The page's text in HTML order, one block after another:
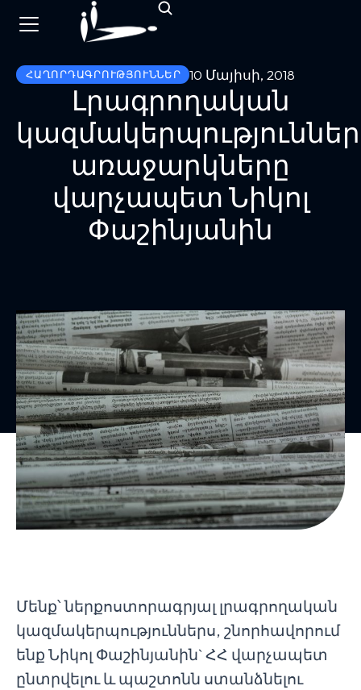
ՀԱՂՈՐԴԱԳՐՈՒԹՅՈՒՆՆԵՐ 10 Մայիսի, 2018
Լրագրողական
առաջարկները
վարչապետ Նիկոլ
Փաշինյանին
Մենք՝ ներքոստորագրյալ լրագրողական
կազմակերպություններս, շնորհավորում
ենք Նիկոլ Փաշինյանին` ՀՀ վարչապետ
ընտրվելու և պաշտոնն ստանձնելու